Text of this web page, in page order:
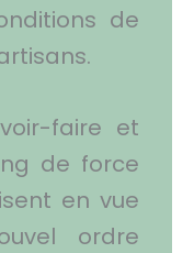
de
faire et
de force
en vue
ordre